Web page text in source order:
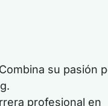
su pasión
profesional en